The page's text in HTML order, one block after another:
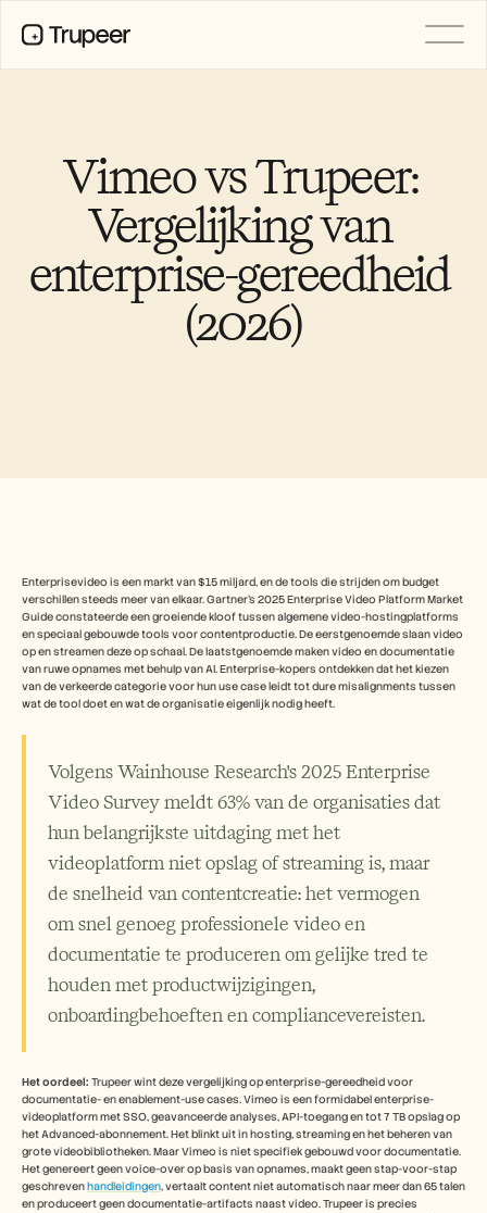
Vimeo vs Trupeer:
Vergelijking van
enterprise-gereedheid
(2026)
Enterprisevideo is een markt van $15 miljard, en de tools die strijden om budget
verschillen steeds meer van elkaar. Gartner's 2025 Enterprise Video Platform Market
Guide constateerde een groeiende kloof tussen algemene video-hostingplatforms
en speciaal gebouwde tools voor contentproductie. De eerstgenoemde slaan video
op en streamen deze op schaal. De laatstgenoemde maken video en documentatie
van ruwe opnames met behulp van AI. Enterprise-kopers ontdekken dat het kiezen
van de verkeerde categorie voor hun use case leidt tot dure misalignments tussen
wat de tool doet en wat de organisatie eigenlijk nodig heeft.
Volgens Wainhouse Research's 2025 Enterprise
Video Survey meldt 63% van de organisaties dat
hun belangrijkste uitdaging met het
videoplatform niet opslag of streaming is, maar
de snelheid van contentcreatie: het vermogen
om snel genoeg professionele video en
documentatie te produceren om gelijke tred te
houden met productwijzigingen,
onboardingbehoeften en compliancevereisten.
Het oordeel: Trupeer wint deze vergelijking op enterprise-gereedheid voor
documentatie- en enablement-use cases. Vimeo is een formidabel enterprise-
videoplatform met SSO, geavanceerde analyses, API-toegang en tot 7 TB opslag op
het Advanced-abonnement. Het blinkt uit in hosting, streaming en het beheren van
grote videobibliotheken. Maar Vimeo is niet specifiek gebouwd voor documentatie.
Het genereert geen voice-over op basis van opnames, maakt geen stap-voor-stap
geschreven handleidingen, vertaalt content niet automatisch naar meer dan 65 talen
en produceert geen documentatie-artifacts naast video. Trupeer is precies
Klantverhalen
Helpcentrum
Prijzen
Carrières
Vertaling
Kennisbank
AI-avatars
AI-schermopname
TOEPASSINGEN
Verandermanagement
Verkoopondersteuning
Voorverkoop
Productmarketing
Klantensucces
Training
Start gratis proefperiode